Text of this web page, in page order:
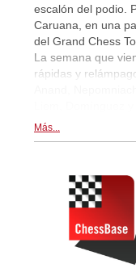
escalón del podio.
Caruana, en una
del Grand Chess
La semana que
rápidas y
Más...